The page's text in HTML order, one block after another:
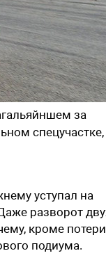
за
спецучастке,
уступал на
разворот
кроме потери
подиума.